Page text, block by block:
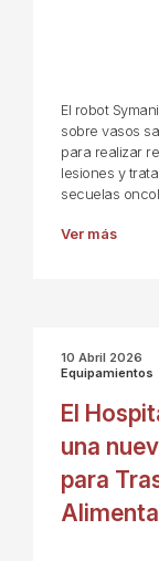
El robot
sobre vasos
para realizar
lesiones y
secuelas
Ver más
10 Abril 2026
Equipamientos
El
una
para